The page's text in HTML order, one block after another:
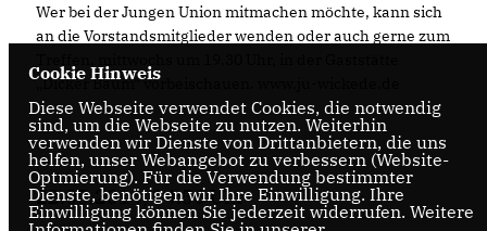
Wer bei der Jungen Union mitmachen möchte, kann sich
an die Vorstandsmitglieder wenden oder auch gerne zum
Dicker Baum“ vorbeischauen. www.ju-wickede.de
22.05.2014, 14:56 Uhr
Cookie Hinweis
Diese Webseite verwendet Cookies, die notwendig
sind, um die Webseite zu nutzen. Weiterhin
verwenden wir Dienste von Drittanbietern, die uns
helfen, unser Webangebot zu verbessern (Website-
Optmierung). Für die Verwendung bestimmter
Dienste, benötigen wir Ihre Einwilligung. Ihre
Einwilligung können Sie jederzeit widerrufen. Weitere